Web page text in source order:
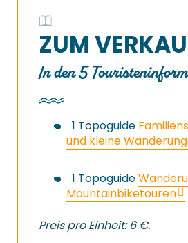
ZUM
In den 5
1 Topoguide
und kleine
1 Topoguide
Mountainbiketouren
Preis pro Einheit: 6 €.